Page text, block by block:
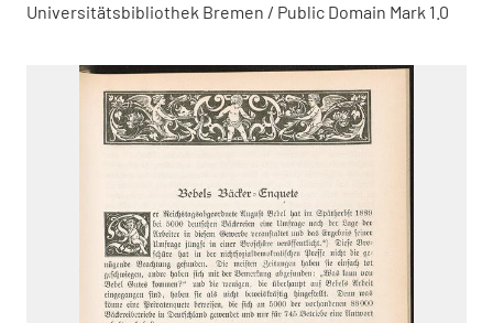
Universitätsbibliothek Bremen / Public Domain Mark 1.0